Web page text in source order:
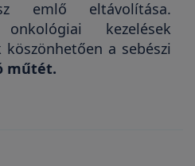
emlő eltávolítása.
kezelések
köszönhetően a sebészi
műtét.